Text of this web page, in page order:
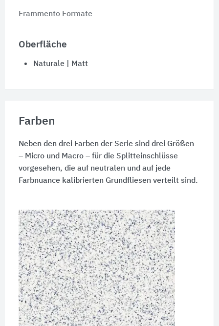
Frammento Formate
Oberfläche
Naturale | Matt
Farben
Neben den drei Farben der Serie sind drei Größen
– Micro und Macro – für die Splitteinschlüsse
vorgesehen, die auf neutralen und auf jede
Farbnuance kalibrierten Grundfliesen verteilt sind.